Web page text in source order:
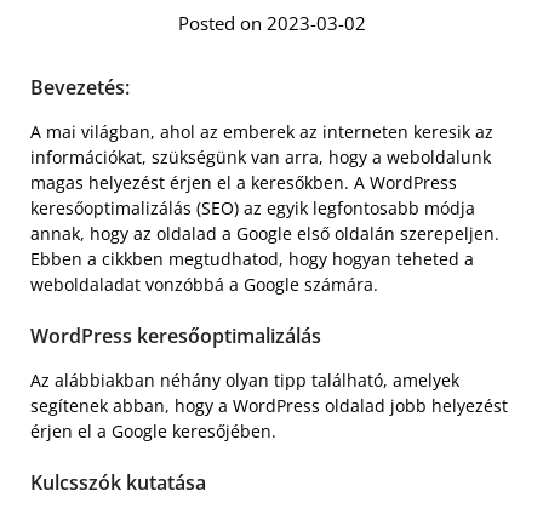
Posted on 2023-03-02
Bevezetés:
A mai világban, ahol az emberek az interneten keresik az
információkat, szükségünk van arra, hogy a weboldalunk
magas helyezést érjen el a keresőkben. A WordPress
keresőoptimalizálás (SEO) az egyik legfontosabb módja
annak, hogy az oldalad a Google első oldalán szerepeljen.
Ebben a cikkben megtudhatod, hogy hogyan teheted a
weboldaladat vonzóbbá a Google számára.
WordPress keresőoptimalizálás
Az alábbiakban néhány olyan tipp található, amelyek
segítenek abban, hogy a WordPress oldalad jobb helyezést
érjen el a Google keresőjében.
Kulcsszók kutatása